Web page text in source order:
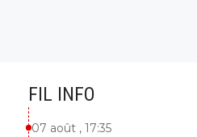
FIL INFO
07 août , 17:35